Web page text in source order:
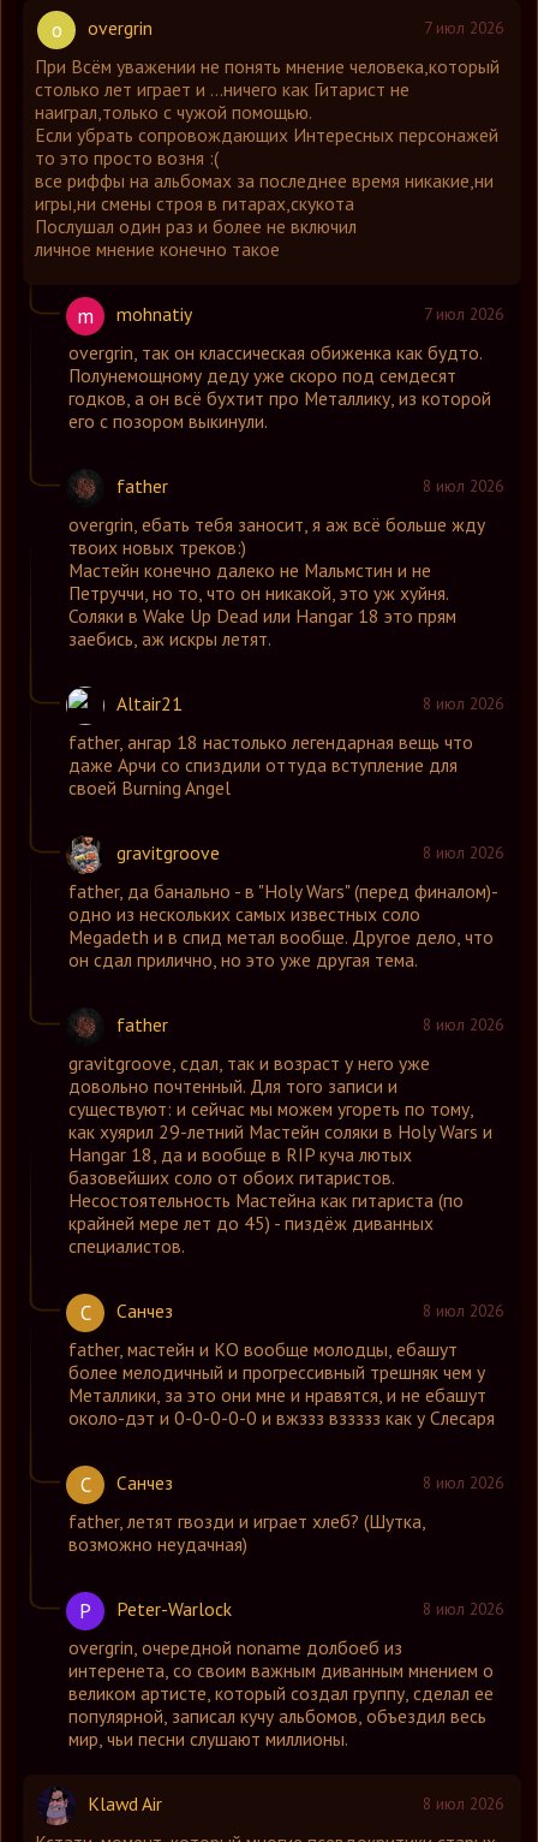
7 июл 2026
o
overgrin
При Всём уважении не понять мнение человека,который
столько лет играет и ...ничего как Гитарист не
наиграл,только с чужой помощью.
Если убрать сопровождающих Интересных персонажей
то это просто возня :(
все риффы на альбомах за последнее время никакие,ни
игры,ни смены строя в гитарах,скукота
Послушал один раз и более не включил
личное мнение конечно такое
7 июл 2026
m
mohnatiy
overgrin, так он классическая обиженка как будто.
Полунемощному деду уже скоро под семдесят
годков, а он всё бухтит про Металлику, из которой
его с позором выкинули.
8 июл 2026
father
overgrin, ебать тебя заносит, я аж всё больше жду
твоих новых треков:)
Мастейн конечно далеко не Мальмстин и не
Петруччи, но то, что он никакой, это уж хуйня.
Соляки в Wake Up Dead или Hangar 18 это прям
заебись, аж искры летят.
8 июл 2026
Altair21
father, ангар 18 настолько легендарная вещь что
даже Арчи со спиздили оттуда вступление для
своей Burning Angel
8 июл 2026
gravitgroove
father, да банально - в "Holy Wars" (перед финалом)-
одно из нескольких самых известных соло
Megadeth и в спид метал вообще. Другое дело, что
он сдал прилично, но это уже другая тема.
8 июл 2026
father
gravitgroove, сдал, так и возраст у него уже
довольно почтенный. Для того записи и
существуют: и сейчас мы можем угореть по тому,
как хуярил 29-летний Мастейн соляки в Holy Wars и
Hangar 18, да и вообще в RIP куча лютых
базовейших соло от обоих гитаристов.
Несостоятельность Мастейна как гитариста (по
крайней мере лет до 45) - пиздёж диванных
специалистов.
8 июл 2026
С
Санчез
father, мастейн и КО вообще молодцы, ебашут
более мелодичный и прогрессивный трешняк чем у
Металлики, за это они мне и нравятся, и не ебашут
около-дэт и 0-0-0-0-0 и вжззз вззззз как у Слесаря
8 июл 2026
С
Санчез
father,летят гвозди и играет хлеб? (Шутка,
возможно неудачная)
8 июл 2026
P
Peter-Warlock
overgrin, очередной noname долбоеб из
интеренета, со своим важным диванным мнением о
великом артисте, который создал группу, сделал ее
популярной, записал кучу альбомов, объездил весь
мир, чьи песни слушают миллионы.
8 июл 2026
Klawd Air